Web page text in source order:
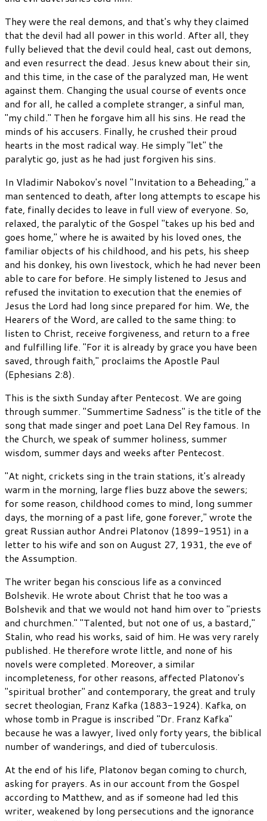
They were the real demons, and that's why they claimed
that the devil had all power in this world. After all, they
fully believed that the devil could heal, cast out demons,
and even resurrect the dead. Jesus knew about their sin,
and this time, in the case of the paralyzed man, He went
against them. Changing the usual course of events once
and for all, he called a complete stranger, a sinful man,
"my child." Then he forgave him all his sins. He read the
minds of his accusers. Finally, he crushed their proud
hearts in the most radical way. He simply "let" the
paralytic go, just as he had just forgiven his sins.
In Vladimir Nabokov's novel "Invitation to a Beheading," a
man sentenced to death, after long attempts to escape his
fate, finally decides to leave in full view of everyone. So,
relaxed, the paralytic of the Gospel "takes up his bed and
goes home," where he is awaited by his loved ones, the
familiar objects of his childhood, and his pets, his sheep
and his donkey, his own livestock, which he had never been
able to care for before. He simply listened to Jesus and
refused the invitation to execution that the enemies of
Jesus the Lord had long since prepared for him. We, the
Hearers of the Word, are called to the same thing: to
listen to Christ, receive forgiveness, and return to a free
and fulfilling life. "For it is already by grace you have been
saved, through faith," proclaims the Apostle Paul
(Ephesians 2:8).
This is the sixth Sunday after Pentecost. We are going
through summer. "Summertime Sadness" is the title of the
song that made singer and poet Lana Del Rey famous. In
the Church, we speak of summer holiness, summer
wisdom, summer days and weeks after Pentecost.
"At night, crickets sing in the train stations, it's already
warm in the morning, large flies buzz above the sewers;
for some reason, childhood comes to mind, long summer
days, the morning of a past life, gone forever," wrote the
great Russian author Andrei Platonov (1899-1951) in a
letter to his wife and son on August 27, 1931, the eve of
the Assumption.
The writer began his conscious life as a convinced
Bolshevik. He wrote about Christ that he too was a
Bolshevik and that we would not hand him over to "priests
and churchmen." "Talented, but not one of us, a bastard,"
Stalin, who read his works, said of him. He was very rarely
published. He therefore wrote little, and none of his
novels were completed. Moreover, a similar
incompleteness, for other reasons, affected Platonov's
"spiritual brother" and contemporary, the great and truly
secret theologian, Franz Kafka (1883-1924). Kafka, on
whose tomb in Prague is inscribed "Dr. Franz Kafka"
because he was a lawyer, lived only forty years, the biblical
number of wanderings, and died of tuberculosis.
At the end of his life, Platonov began coming to church,
asking for prayers. As in our account from the Gospel
according to Matthew, and as if someone had led this
writer, weakened by long persecutions and the ignorance